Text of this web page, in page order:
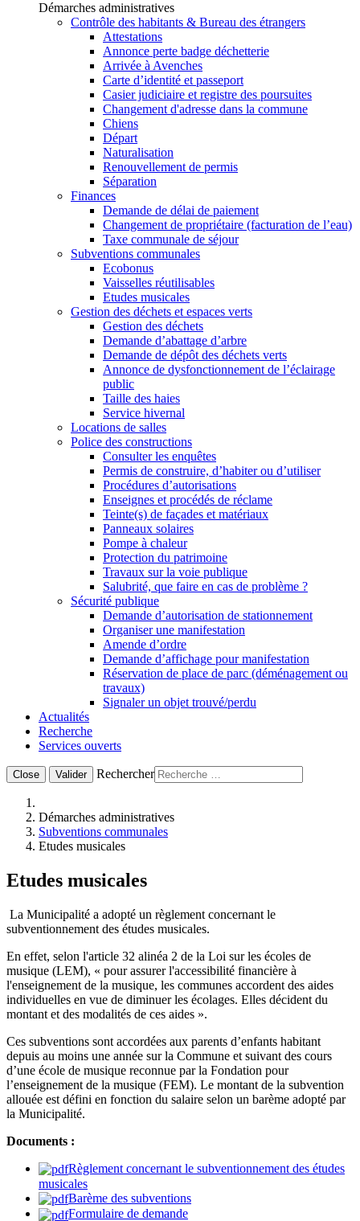
Démarches administratives
Contrôle des habitants & Bureau des étrangers
Attestations
Annonce perte badge déchetterie
Arrivée à Avenches
Carte d’identité et passeport
Casier judiciaire et registre des poursuites
Changement d'adresse dans la commune
Chiens
Départ
Naturalisation
Renouvellement de permis
Séparation
Finances
Demande de délai de paiement
Changement de propriétaire (facturation de l’eau)
Taxe communale de séjour
Subventions communales
Ecobonus
Vaisselles réutilisables
Etudes musicales
Gestion des déchets et espaces verts
Gestion des déchets
Demande d’abattage d’arbre
Demande de dépôt des déchets verts
Annonce de dysfonctionnement de l’éclairage
public
Taille des haies
Service hivernal
Locations de salles
Police des constructions
Consulter les enquêtes
Permis de construire, d’habiter ou d’utiliser
Procédures d’autorisations
Enseignes et procédés de réclame
Teinte(s) de façades et matériaux
Panneaux solaires
Pompe à chaleur
Protection du patrimoine
Travaux sur la voie publique
Salubrité, que faire en cas de problème ?
Sécurité publique
Demande d’autorisation de stationnement
Organiser une manifestation
Amende d’ordre
Demande d’affichage pour manifestation
Réservation de place de parc (déménagement ou
travaux)
Signaler un objet trouvé/perdu
Actualités
Recherche
Services ouverts
Close Valider Rechercher
Démarches administratives
Subventions communales
Etudes musicales
Etudes musicales
La Municipalité a adopté un règlement concernant le
subventionnement des études musicales.
En effet, selon l'article 32 alinéa 2 de la Loi sur les écoles de
musique (LEM), « pour assurer l'accessibilité financière à
l'enseignement de la musique, les communes accordent des aides
individuelles en vue de diminuer les écolages. Elles décident du
montant et des modalités de ces aides ».
Ces subventions sont accordées aux parents d’enfants habitant
depuis au moins une année sur la Commune et suivant des cours
d’une école de musique reconnue par la Fondation pour
l’enseignement de la musique (FEM). Le montant de la subvention
allouée est défini en fonction du salaire selon un barème adopté par
la Municipalité.
Documents :
Règlement concernant le subventionnement des études
musicales
Barème des subventions
Formulaire de demande